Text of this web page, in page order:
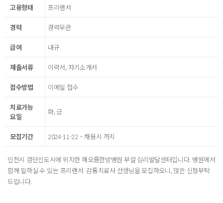
고용형태 프리랜서
경력 경력무관
급여 내규
제출서류 이력서, 자기소개서
접수방법 이메일 접수
치료가능
요일
화, 금
모집기간 2024-11-22 ~ 채용시 까지
인천시 검단신도시에 위치한 해오름한방병원 부설 심리발달센터입니다. 병원에서
함께 일하실 수 있는 프리랜서 감통치료사 선생님을 모집하오니, 많은 신청부탁
드립니다.